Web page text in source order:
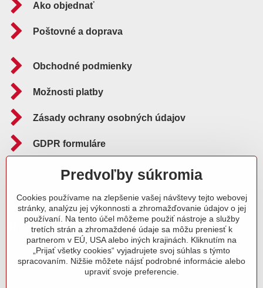
Ako objednať
Poštovné a doprava
Obchodné podmienky
Možnosti platby
Zásady ochrany osobných údajov
GDPR formuláre
Reklamačný poriadok
Sledujte nás aj na:
Facebook Instagram Blog
Predvoľby súkromia
Cookies používame na zlepšenie vašej návštevy tejto webovej
stránky, analýzu jej výkonnosti a zhromažďovanie údajov o jej
používaní. Na tento účel môžeme použiť nástroje a služby
tretích strán a zhromaždené údaje sa môžu preniesť k
partnerom v EÚ, USA alebo iných krajinách. Kliknutím na
„Prijať všetky cookies“ vyjadrujete svoj súhlas s týmto
spracovaním. Nižšie môžete nájsť podrobné informácie alebo
upraviť svoje preferencie.